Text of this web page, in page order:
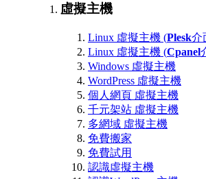
虛擬主機
Linux 虛擬主機 (Plesk介
Linux 虛擬主機 (Cpanel
Windows 虛擬主機
WordPress 虛擬主機
個人網頁 虛擬主機
千元架站 虛擬主機
多網域 虛擬主機
免費搬家
免費試用
認識虛擬主機